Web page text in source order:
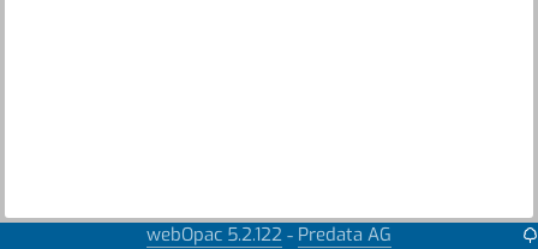
webOpac 5.2.122 - Predata AG